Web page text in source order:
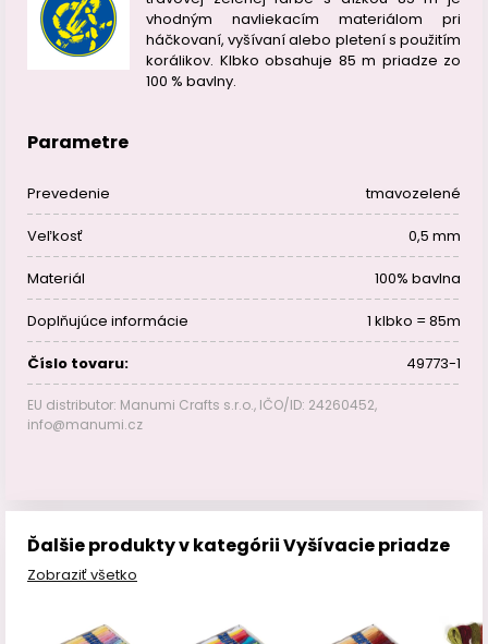
vhodným navliekacím materiálom pri
háčkovaní, vyšívaní alebo pletení s použitím
korálikov. Klbko obsahuje 85 m priadze zo
100 % bavlny.
Parametre
Prevedenie tmavozelené
Veľkosť 0,5 mm
Materiál 100% bavlna
Doplňujúce informácie 1 klbko = 85m
Číslo tovaru: 49773-1
EU distributor: Manumi Crafts s.r.o., IČO/ID: 24260452,
info@manumi.cz
Ďalšie produkty v kategórii Vyšívacie priadze
Zobraziť všetko